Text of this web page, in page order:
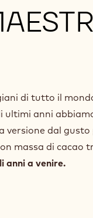
di tutto il
ultimi anni
versione dal
massa di cacao
anni a venire.